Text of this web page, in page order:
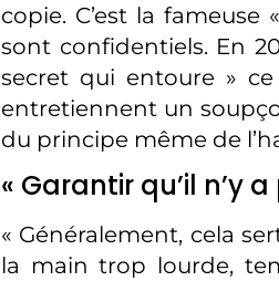
copie. C’est la
sont confidentiels. En
secret qui entoure »
entretiennent un
du principe même de
« Garantir qu’il n’y
« Généralement, cela
la main trop lourde,